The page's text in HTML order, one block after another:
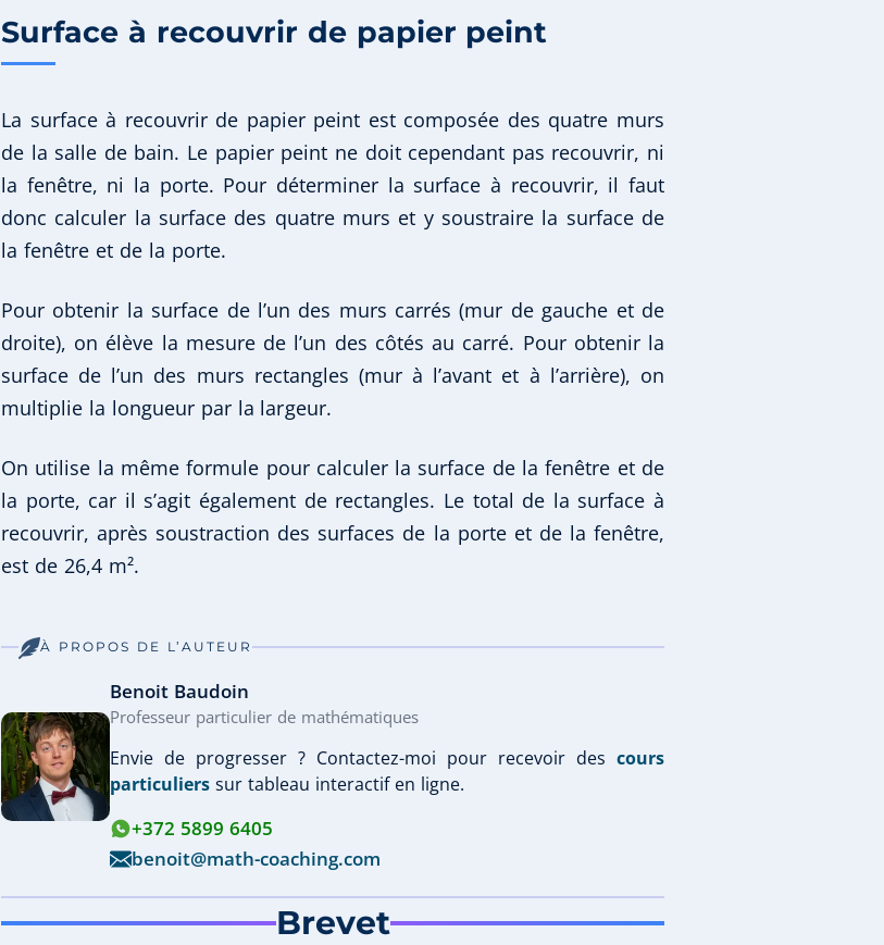
Surface à recouvrir de papier peint
La surface à recouvrir de papier peint est composée des quatre murs
de la salle de bain. Le papier peint ne doit cependant pas recouvrir, ni
la fenêtre, ni la porte. Pour déterminer la surface à recouvrir, il faut
donc calculer la surface des quatre murs et y soustraire la surface de
la fenêtre et de la porte.
Pour obtenir la surface de l’un des murs carrés (mur de gauche et de
droite), on élève la mesure de l’un des côtés au carré. Pour obtenir la
surface de l’un des murs rectangles (mur à l’avant et à l’arrière), on
multiplie la longueur par la largeur.
On utilise la même formule pour calculer la surface de la fenêtre et de
la porte, car il s’agit également de rectangles. Le total de la surface à
recouvrir, après soustraction des surfaces de la porte et de la fenêtre,
est de 26,4 m².
À PROPOS DE L’AUTEUR
Benoit Baudoin
Professeur particulier de mathématiques
Envie de progresser ? Contactez-moi pour recevoir des cours
particuliers sur tableau interactif en ligne.
+372 5899 6405
benoit@math-coaching.com
Brevet